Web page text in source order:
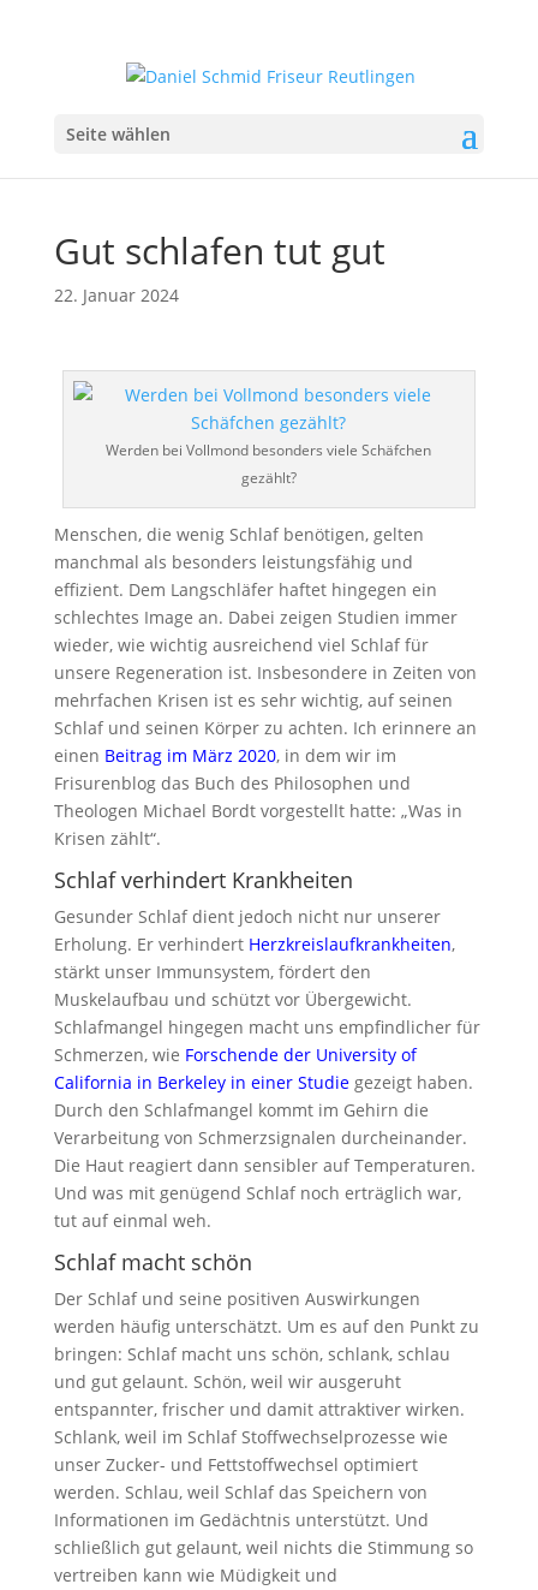
Seite wählen
Gut schlafen tut gut
22. Januar 2024
Werden bei Vollmond besonders viele Schäfchen
gezählt?
Menschen, die wenig Schlaf benötigen, gelten
manchmal als besonders leistungsfähig und
effizient. Dem Langschläfer haftet hingegen ein
schlechtes Image an. Dabei zeigen Studien immer
wieder, wie wichtig ausreichend viel Schlaf für
unsere Regeneration ist. Insbesondere in Zeiten von
mehrfachen Krisen ist es sehr wichtig, auf seinen
Schlaf und seinen Körper zu achten. Ich erinnere an
einen Beitrag im März 2020, in dem wir im
Frisurenblog das Buch des Philosophen und
Theologen Michael Bordt vorgestellt hatte: „Was in
Krisen zählt“.
Schlaf verhindert Krankheiten
Gesunder Schlaf dient jedoch nicht nur unserer
Erholung. Er verhindert Herzkreislaufkrankheiten,
stärkt unser Immunsystem, fördert den
Muskelaufbau und schützt vor Übergewicht.
Schlafmangel hingegen macht uns empfindlicher für
Schmerzen, wie Forschende der University of
California in Berkeley in einer Studiegezeigt haben.
Durch den Schlafmangel kommt im Gehirn die
Verarbeitung von Schmerzsignalen durcheinander.
Die Haut reagiert dann sensibler auf Temperaturen.
Und was mit genügend Schlaf noch erträglich war,
tut auf einmal weh.
Schlaf macht schön
Der Schlaf und seine positiven Auswirkungen
werden häufig unterschätzt. Um es auf den Punkt zu
bringen: Schlaf macht uns schön, schlank, schlau
und gut gelaunt. Schön, weil wir ausgeruht
entspannter, frischer und damit attraktiver wirken.
Schlank, weil im Schlaf Stoffwechselprozesse wie
unser Zucker- und Fettstoffwechsel optimiert
werden. Schlau, weil Schlaf das Speichern von
Informationen im Gedächtnis unterstützt. Und
schließlich gut gelaunt, weil nichts die Stimmung so
vertreiben kann wie Müdigkeit und